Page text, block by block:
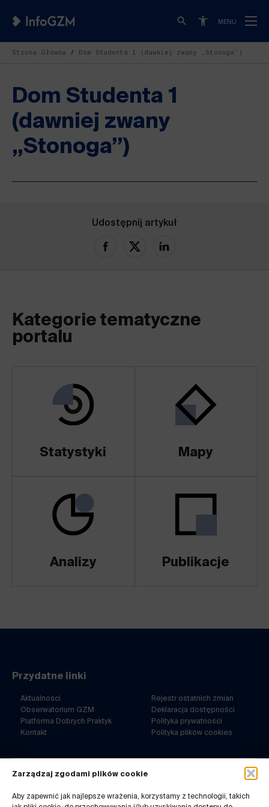
Zarządzaj zgodami plików cookie
Aby zapewnić jak najlepsze wrażenia, korzystamy z technologii, takich
MENU
Strona Główna Dom Studenta 1 (dawniej zwany „Stonoga”)
Dom Studenta 1
(dawniej zwany
„Stonoga”)
Udostępnij artykuł
Kategorie tematyczne
portalu
Statystyki Mapy
Analizy Publikacje
40-053 Katowice
Przydatne linki
Aktualności
Obserwatorium GZM
Platforma Dobrych Praktyk
Kontakt
Rejestr ostatnich zmian
Deklaracja dostępności
Polityka prywatności
Polityka plików cookies